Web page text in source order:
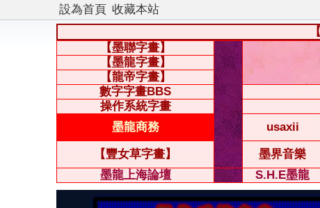
設為首頁 收藏本站
【墨聯字畫】
【墨龍字畫】
【龍帝字畫】
數字字畫BBS
操作系統字畫
墨龍商務
usaxii
【豐女草字畫】 墨界音樂
墨龍上海論壇
S.H.E墨龍